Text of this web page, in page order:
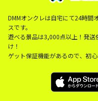
DMMオンクレは自宅にて24時間
スです。
遊べる景品は3,000点以上！発
け！
ゲット保証機能があるので、初